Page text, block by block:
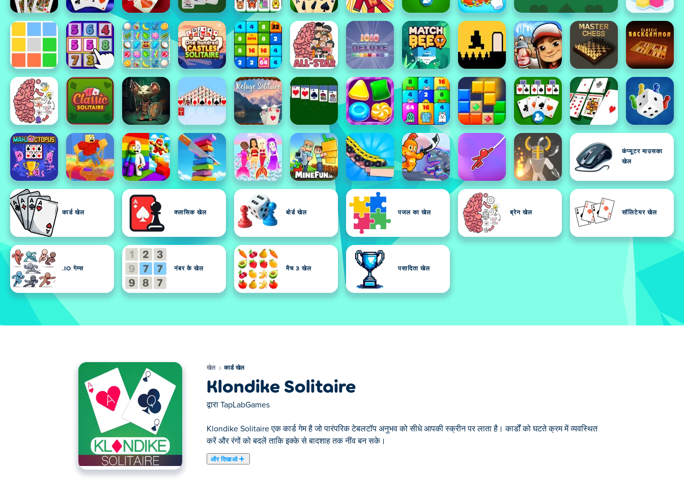
कंप्यूटर माउसका
खेल
कार्ड खेल क्लासिक खेल बोर्ड खेल पजल का खेल ब्रेन खेल सॉलिटेयर खेल
.IO गेम्स नंबर के खेल मैच 3 खेल पसादिता खेल
खेल कार्ड खेल
Klondike Solitaire
द्वारा TapLabGames
Klondike Solitaire एक कार्ड गेम है जो पारंपरिक टेबलटॉप अनुभव को सीधे आपकी स्क्रीन पर लाता है। कार्डों को घटते क्रम में व्यवस्थित
करें और रंगों को बदलें ताकि इक्के से बादशाह तक नींव बन सके।
और दिखाओ
यहाँ आप Klondike Solitaire खेल सकते हैं। Klondike Solitaire हमारे चुने हुए कार्ड खेल में से एक है।